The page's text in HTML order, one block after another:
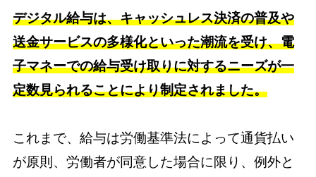
デジタル給与は、キャッシュレス決済の普及や
送金サービスの多様化といった潮流を受け、電
子マネーでの給与受け取りに対するニーズが一
定数見られることにより制定されました。
これまで、給与は労働基準法によって通貨払い
が原則、労働者が同意した場合に限り、例外と